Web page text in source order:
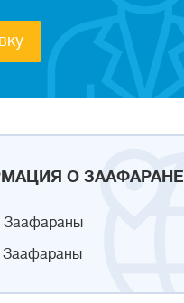
О ЗААФАРАНЕ
Заафараны
Заафараны